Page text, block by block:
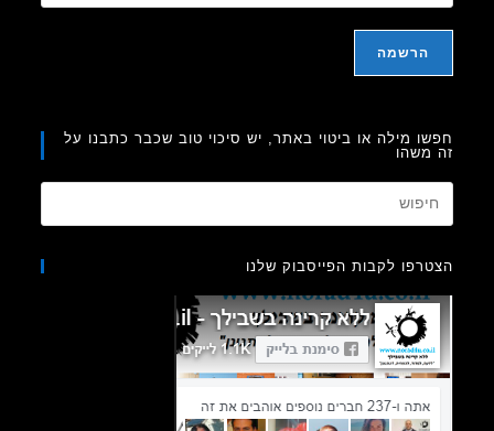
מילה או ביטוי באתר, יש סיכוי טוב שכבר כתבנו על
Escape
לקבות הפייסבוק שלנו